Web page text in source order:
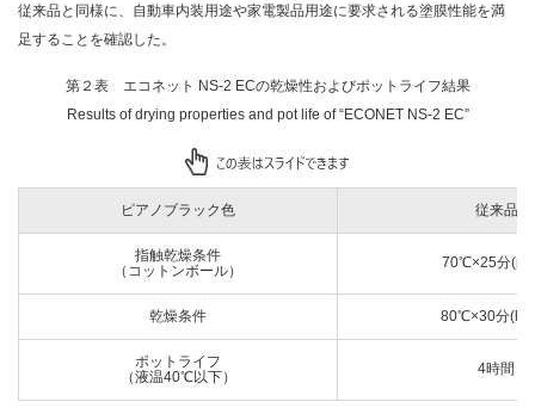
従来品と同様に、自動車内装用途や家電製品用途に要求される塗膜性能を満
足することを確認した。
第２表 エコネット NS-2 ECの乾燥性およびポットライフ結果
Results of drying properties and pot life of “ECONET NS-2 EC”
ピアノブラック色 従来品
指触乾燥条件
（コットンボール）
70℃×25分
乾燥条件 80℃×30分
ポットライフ
（液温40℃以下）
4時間